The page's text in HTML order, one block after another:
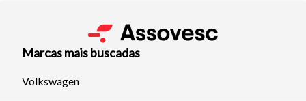
Marcas mais buscadas
Volkswagen